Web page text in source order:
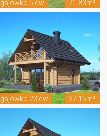
gajówko 5 dw 71.83m²
gajówko 23 dw 37.15m²